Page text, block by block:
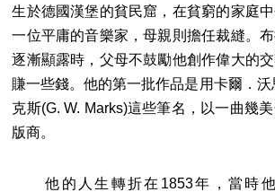
生於德國漢堡的貧民窟，在貧窮的家庭
一位平庸的音樂家，母親則擔任裁縫。
逐漸顯露時，父母不鼓勵他創作偉大的
賺一些錢。他的第一批作品是用卡爾．
克斯(G. W. Marks)這些筆名，以一曲幾
版商。
他的人生轉折在1853年，當時他